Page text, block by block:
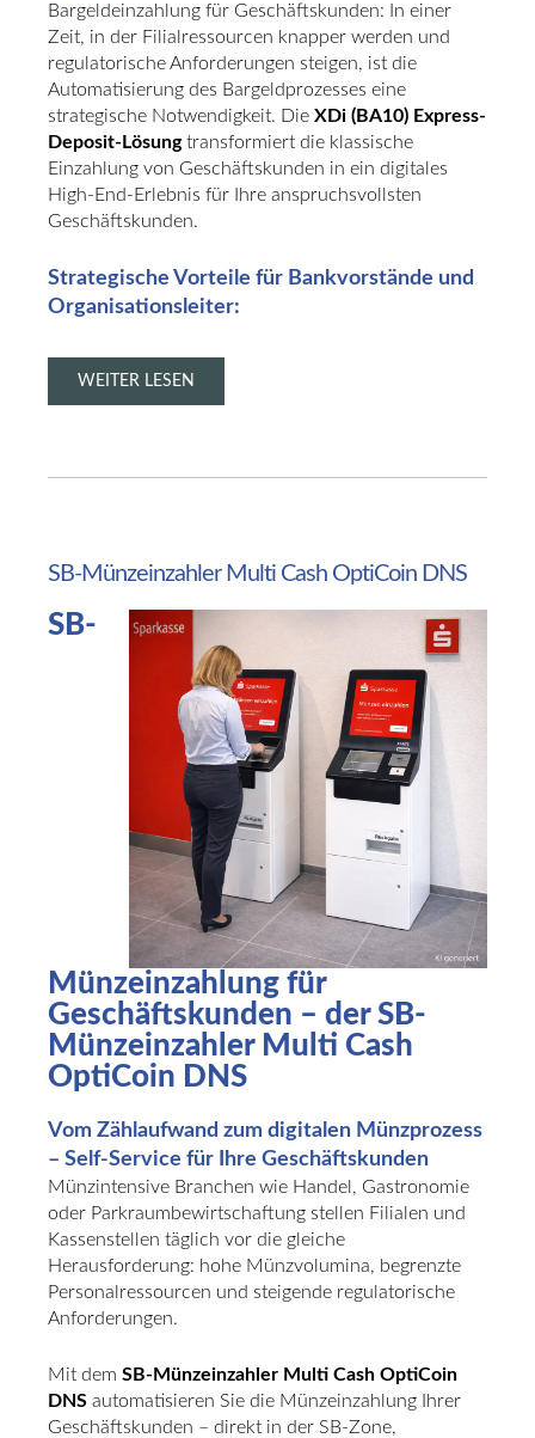
Bargeldeinzahlung für Geschäftskunden: In einer
Zeit, in der Filialressourcen knapper werden und
regulatorische Anforderungen steigen, ist die
Automatisierung des Bargeldprozesses eine
strategische Notwendigkeit. Die XDi (BA10) Express-
Deposit-Lösungtransformiert die klassische
Einzahlung von Geschäftskunden in ein digitales
High-End-Erlebnis für Ihre anspruchsvollsten
Geschäftskunden.
Strategische Vorteile für Bankvorstände und
Organisationsleiter:
WEITER LESEN
SB-Münzeinzahler Multi Cash OptiCoin DNS
SB-
Münzeinzahlung für
Geschäftskunden – der SB-
Münzeinzahler Multi Cash
OptiCoin DNS
Vom Zählaufwand zum digitalen Münzprozess
– Self-Service für Ihre Geschäftskunden
Münzintensive Branchen wie Handel, Gastronomie
oder Parkraumbewirtschaftung stellen Filialen und
Kassenstellen täglich vor die gleiche
Herausforderung: hohe Münzvolumina, begrenzte
Personalressourcen und steigende regulatorische
Anforderungen.
Mit dem SB-Münzeinzahler Multi Cash OptiCoin
DNS automatisieren Sie die Münzeinzahlung Ihrer
Geschäftskunden – direkt in der SB-Zone,